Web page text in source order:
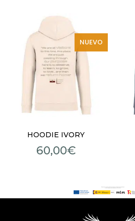
NUEVO
HOODIE IVORY
60,00€